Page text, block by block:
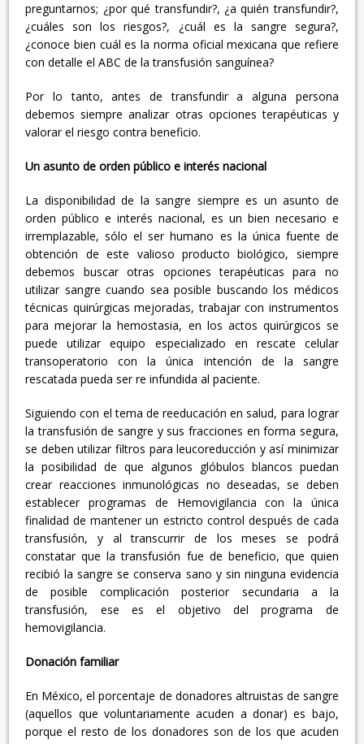
preguntarnos; ¿por qué transfundir?, ¿a quién transfundir?,
¿cuáles son los riesgos?, ¿cuál es la sangre segura?,
¿conoce bien cuál es la norma oficial mexicana que refiere
con detalle el ABC de la transfusión sanguínea?
Por lo tanto, antes de transfundir a alguna persona
debemos siempre analizar otras opciones terapéuticas y
valorar el riesgo contra beneficio.
Un asunto de orden público e interés nacional
La disponibilidad de la sangre siempre es un asunto de
orden público e interés nacional, es un bien necesario e
irremplazable, sólo el ser humano es la única fuente de
obtención de este valioso producto biológico, siempre
debemos buscar otras opciones terapéuticas para no
utilizar sangre cuando sea posible buscando los médicos
técnicas quirúrgicas mejoradas, trabajar con instrumentos
para mejorar la hemostasia, en los actos quirúrgicos se
puede utilizar equipo especializado en rescate celular
transoperatorio con la única intención de la sangre
rescatada pueda ser re infundida al paciente.
Siguiendo con el tema de reeducación en salud, para lograr
la transfusión de sangre y sus fracciones en forma segura,
se deben utilizar filtros para leucoreducción y así minimizar
la posibilidad de que algunos glóbulos blancos puedan
crear reacciones inmunológicas no deseadas, se deben
establecer programas de Hemovigilancia con la única
finalidad de mantener un estricto control después de cada
transfusión, y al transcurrir de los meses se podrá
constatar que la transfusión fue de beneficio, que quien
recibió la sangre se conserva sano y sin ninguna evidencia
de posible complicación posterior secundaria a la
transfusión, ese es el objetivo del programa de
hemovigilancia.
Donación familiar
En México, el porcentaje de donadores altruistas de sangre
(aquellos que voluntariamente acuden a donar) es bajo,
porque el resto de los donadores son de los que acuden